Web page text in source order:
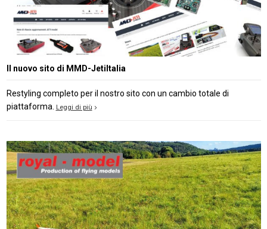
Il nuovo sito di MMD-JetiItalia
Restyling completo per il nostro sito con un cambio totale di
piattaforma.
Leggi di più